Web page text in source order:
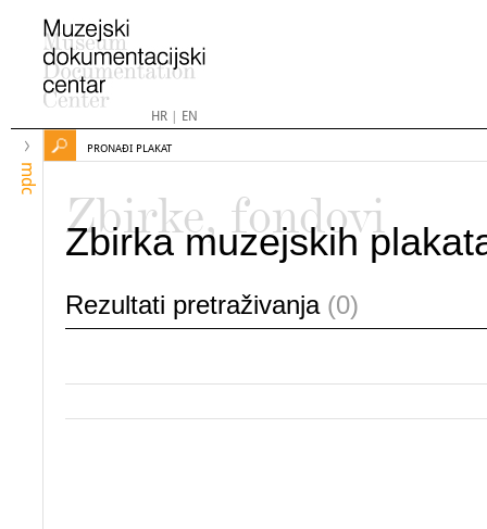
HR| EN
mdc
PRONAĐI PLAKAT
Zbirke, fondovi
Zbirka muzejskih
Rezultati pretraživanja (0)